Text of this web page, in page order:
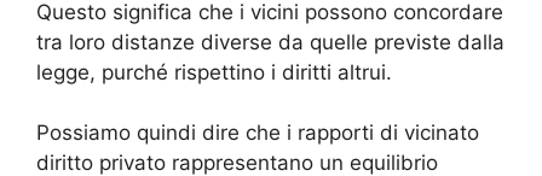
Questo significa che i vicini possono concordare
tra loro distanze diverse da quelle previste dalla
legge, purché rispettino i diritti altrui.
Possiamo quindi dire che i rapporti di vicinato
diritto privato rappresentano un equilibrio